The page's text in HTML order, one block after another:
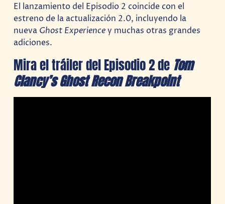
El lanzamiento del Episodio 2 coincide con el
estreno de la actualización 2.0, incluyendo la
nueva Ghost Experiencey muchas otras grandes
adiciones.
Mira el tráiler del Episodio 2 de Tom
Clancy’s Ghost Recon Breakpoint